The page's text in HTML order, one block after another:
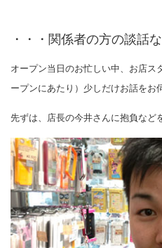
・・・関係者の方の談話
オープン当日のお忙しい中、お店ス
ープンにあたり）少しだけお話をお
先ずは、店長の今井さんに抱負など